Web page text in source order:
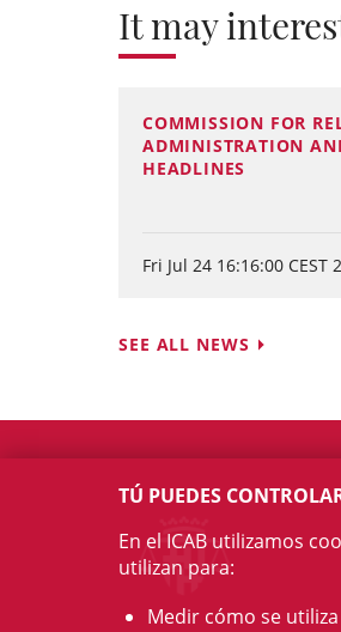
It may
COMMISSION FOR
ADMINISTRATION
HEADLINES
Fri Jul 24 16:16:00 CEST
SEE ALL NEWS
TÚ PUEDES
En el ICAB utilizamos
utilizan para:
Medir cómo se